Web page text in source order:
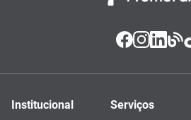
Institucional Serviços